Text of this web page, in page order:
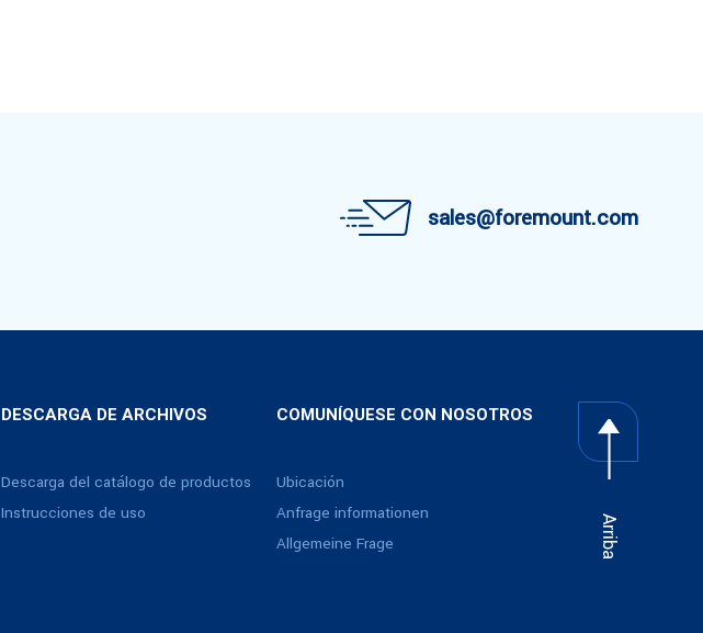
sales@foremount.com
DESCARGA DE ARCHIVOS
Descarga del catálogo de productos
Instrucciones de uso
COMUNÍQUESE CON NOSOTROS
Ubicación
Anfrage informationen
Allgemeine Frage
Arriba